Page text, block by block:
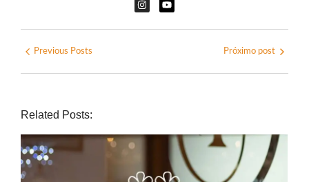
Previous Posts Próximo post
Related Posts: